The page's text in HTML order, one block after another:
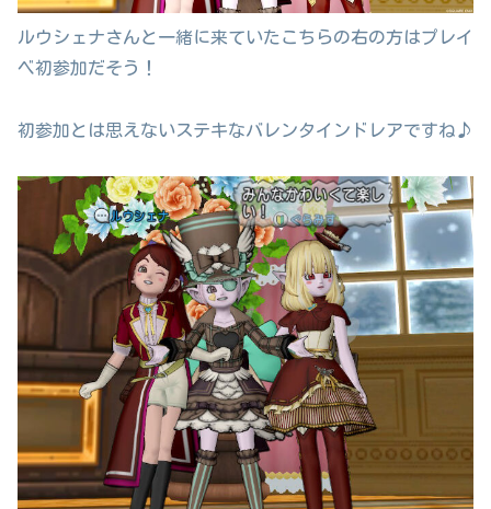
ルウシェナさんと一緒に来ていたこちらの右の方はプレイ
ベ初参加だそう！
初参加とは思えないステキなバレンタインドレアですね♪